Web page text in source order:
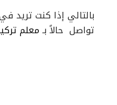
بالتالي إذا كنت تريد
تواصل حالاً بـ معلم